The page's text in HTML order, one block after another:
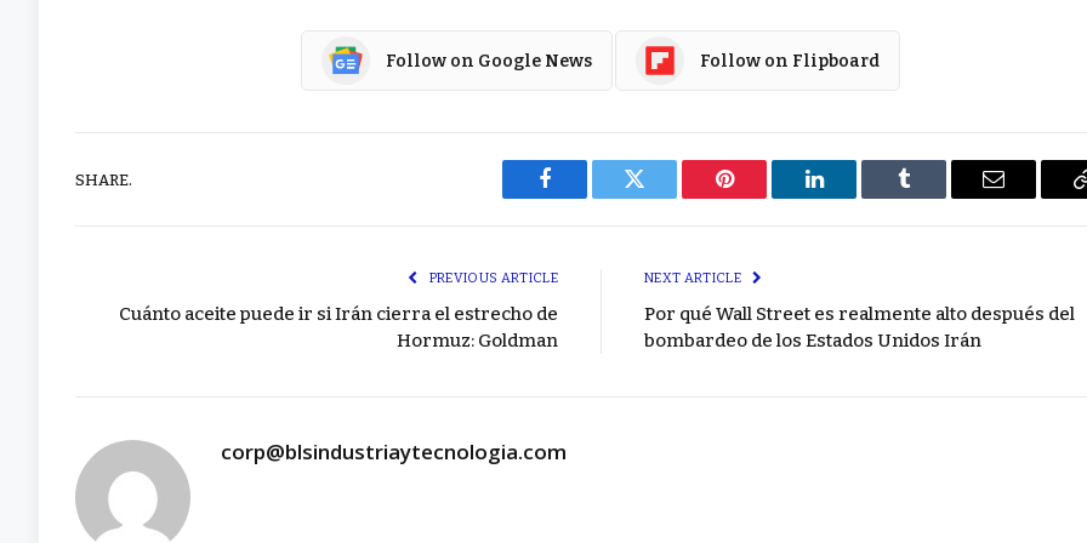
Follow on Google News Follow on Flipboard
SHARE.
Facebook Twitter Pinterest LinkedIn Tumblr Email
PREVIOUS ARTICLE
Cuánto aceite puede ir si Irán cierra el estrecho de
Hormuz: Goldman
NEXT ARTICLE
Por qué Wall Street es realmente alto después del
bombardeo de los Estados Unidos Irán
corp@blsindustriaytecnologia.com